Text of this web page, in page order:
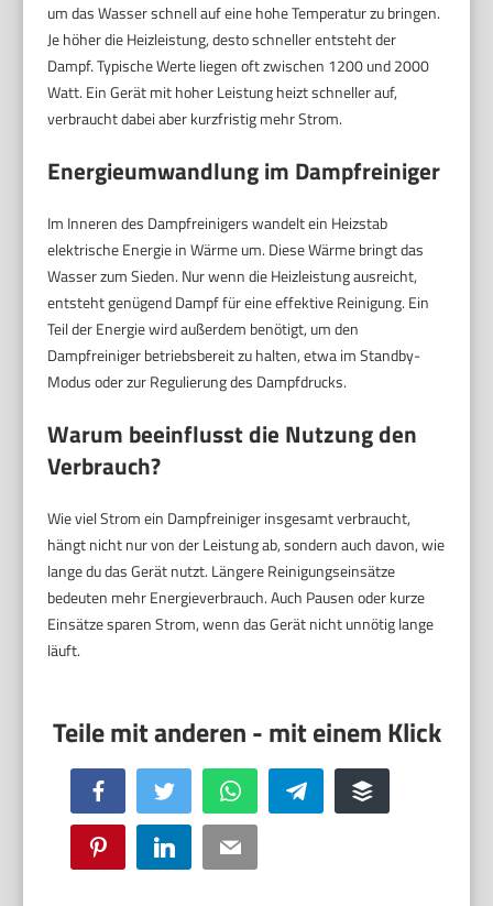
um das Wasser schnell auf eine hohe Temperatur zu bringen.
Je höher die Heizleistung, desto schneller entsteht der
Dampf. Typische Werte liegen oft zwischen 1200 und 2000
Watt. Ein Gerät mit hoher Leistung heizt schneller auf,
verbraucht dabei aber kurzfristig mehr Strom.
Energieumwandlung im Dampfreiniger
Im Inneren des Dampfreinigers wandelt ein Heizstab
elektrische Energie in Wärme um. Diese Wärme bringt das
Wasser zum Sieden. Nur wenn die Heizleistung ausreicht,
entsteht genügend Dampf für eine effektive Reinigung. Ein
Teil der Energie wird außerdem benötigt, um den
Dampfreiniger betriebsbereit zu halten, etwa im Standby-
Modus oder zur Regulierung des Dampfdrucks.
Warum beeinflusst die Nutzung den
Verbrauch?
Wie viel Strom ein Dampfreiniger insgesamt verbraucht,
hängt nicht nur von der Leistung ab, sondern auch davon, wie
lange du das Gerät nutzt. Längere Reinigungseinsätze
bedeuten mehr Energieverbrauch. Auch Pausen oder kurze
Einsätze sparen Strom, wenn das Gerät nicht unnötig lange
läuft.
Facebook Twitter WhatsApp Telegram Buffer
Pinterest LinkedIn Email